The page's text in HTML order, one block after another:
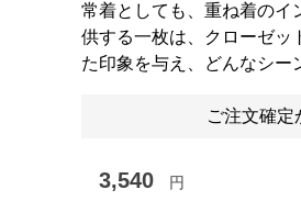
常着としても、重ね着のイ
供する一枚は、クローゼッ
た印象を与え、どんなシー
ご注文確定
3,540 円